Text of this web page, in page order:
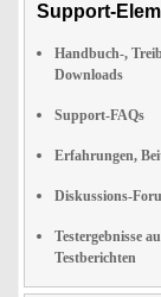
Support-
Handbuch-,
Downloads
Support-FAQs
Erfahrungen,
Diskussions-
Testergebnisse
Testberichten